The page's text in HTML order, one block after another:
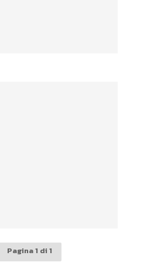
Pagina 1 di 1